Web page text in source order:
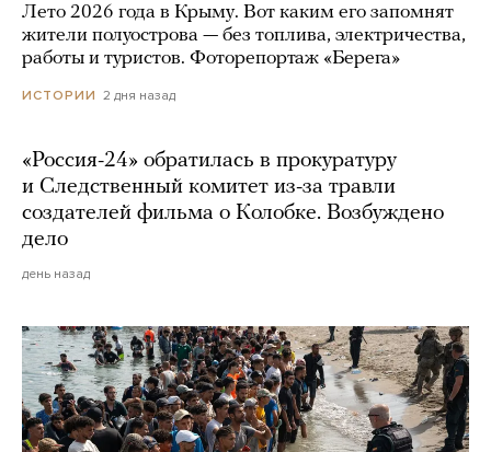
Лето 2026 года в Крыму. Вот каким его запомнят
жители полуострова — без топлива, электричества,
работы и туристов. Фоторепортаж «Берега»
ИСТОРИИ 2 дня назад
«Россия-24» обратилась в прокуратуру
и Следственный комитет из-за травли
создателей фильма о Колобке. Возбуждено
дело
день назад